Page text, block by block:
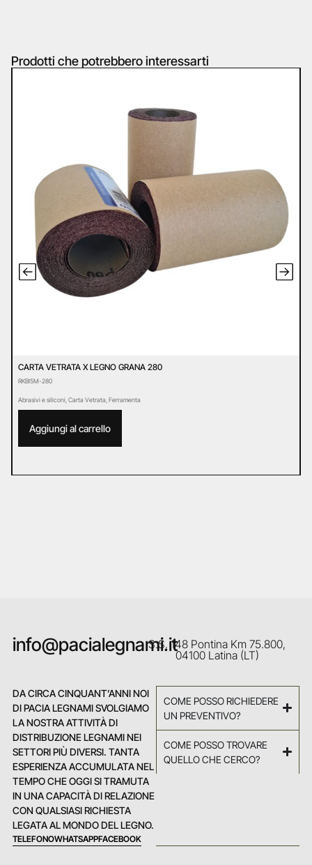
Prodotti che potrebbero interessarti
CARTA VETRATA X LEGNO GRANA 280
RKBI5M-280
Abrasivi e siliconi Carta Vetrata Ferramenta
Aggiungi al carrello
info@pacialegnami.itS.S. 148 Pontina Km 75.800,
04100 Latina (LT)
DA CIRCA CINQUANT’ANNI NOI
DI PACIA LEGNAMI SVOLGIAMO
LA NOSTRA ATTIVITÀ DI
DISTRIBUZIONE LEGNAMI NEI
SETTORI PIÙ DIVERSI. TANTA
ESPERIENZA ACCUMULATA NEL
TEMPO CHE OGGI SI TRAMUTA
IN UNA CAPACITÀ DI RELAZIONE
CON QUALSIASI RICHIESTA
LEGATA AL MONDO DEL LEGNO.
TELEFONOWHATSAPPFACEBOOK
COME POSSO RICHIEDERE
UN PREVENTIVO?
COME POSSO TROVARE
QUELLO CHE CERCO?